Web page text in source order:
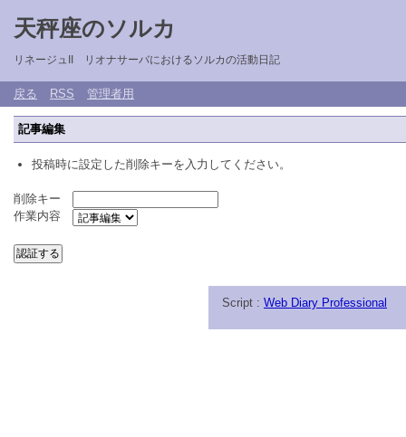
天秤座のソルカ
リネージュII リオナサーバにおけるソルカの活動日記
戻る RSS 管理者用
記事編集
投稿時に設定した削除キーを入力してください。
削除キー
作業内容
Script : Web Diary Professional